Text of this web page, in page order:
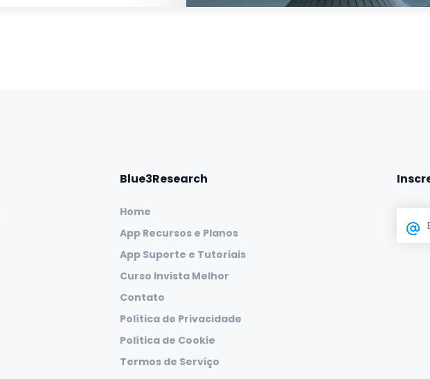
Blue3Research
Home
App Recursos e Planos
App Suporte e Tutoriais
Curso Invista Melhor
Contato
Política de Privacidade
Política de Cookie
Termos de Serviço